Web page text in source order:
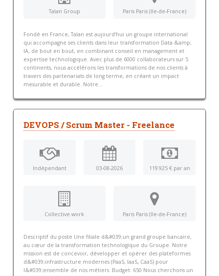
Talan Group Paris Paris (Ile-de-France)
Fondé en France, Talan est aujourd’hui un groupe international
qui accompagne ses clients dans leur transformation Data &amp;
IA, de bout en bout, en combinant conseil en management et
expertise technologique. Avec plus de 6000 collaborateurs sur 5
continents, nous accélérons les transformations de nos clients à
travers des partenariats de long terme, en créant un impact
mesurable et durable. Notre...
DEVOPS / Scrum Master - Freelance
Indépendant 03-08-2026 119 925 € par an
Collective.work Paris Paris (Ile-de-France)
Descriptif du poste Une filiale d&#039;un grand groupe bancaire,
au cœur de la transformation technologique du Groupe. Notre
mission est de concevoir, développer et opérer des plateformes
d&#039;infrastructure modernes (PaaS, IaaS, CaaS) pour
l&#039;ensemble de nos métiers. Budget: 650 Nous cherchons un